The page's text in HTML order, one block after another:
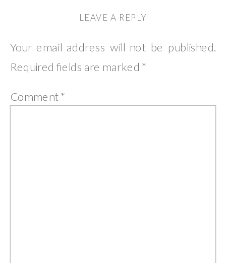
LEAVE A REPLY
Your email address will not be published.
Required fields are marked *
Comment*